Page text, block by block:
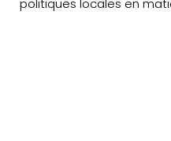
politiques locales en